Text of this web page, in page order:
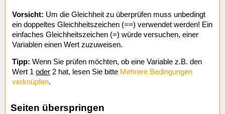
Vorsicht: Um die Gleichheit zu überprüfen muss unbedingt
ein doppeltes Gleichheitszeichen (==) verwendet werden! Ein
einfaches Gleichheitszeichen (=) würde versuchen, einer
Variablen einen Wert zuzuweisen.
Tipp: Wenn Sie prüfen möchten, ob eine Variable z.B. den
Wert 1 oder 2 hat, lesen Sie bitte Mehrere Bedingungen
verknüpfen.
Seiten überspringen